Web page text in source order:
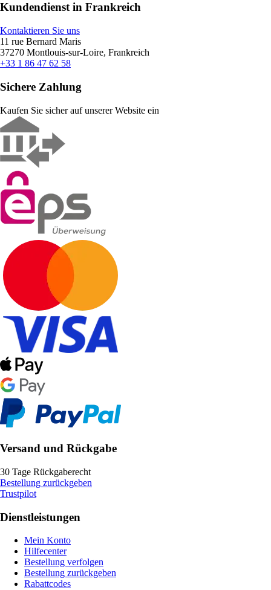
Kundendienst in Frankreich
Kontaktieren Sie uns
11 rue Bernard Maris
37270 Montlouis-sur-Loire, Frankreich
+33 1 86 47 62 58
Sichere Zahlung
Kaufen Sie sicher auf unserer Website ein
Versand und Rückgabe
30 Tage Rückgaberecht
Bestellung zurückgeben
Trustpilot
Dienstleistungen
Mein Konto
Hilfecenter
Bestellung verfolgen
Bestellung zurückgeben
Rabattcodes